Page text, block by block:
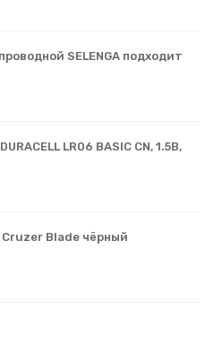
SELENGA подходит
LR06 BASIC CN, 1.5В,
Cruzer Blade чёрный